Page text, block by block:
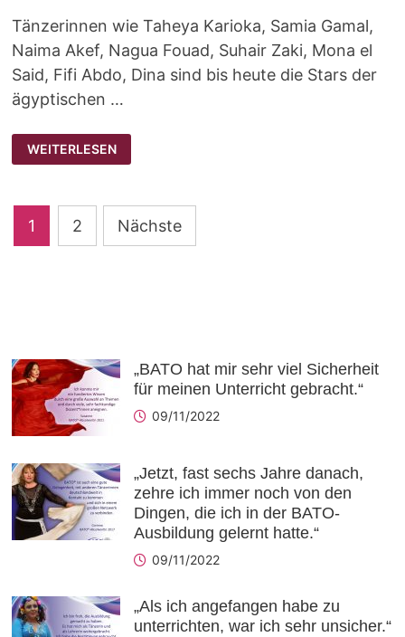
Tänzerinnen wie Taheya Karioka, Samia Gamal,
Naima Akef, Nagua Fouad, Suhair Zaki, Mona el
Said, Fifi Abdo, Dina sind bis heute die Stars der
ägyptischen …
TANZEN
WIE
DIE
TANZSTILANALYSE
WEITERLESEN
Seitennummerierung
der
1 2 Nächste
„BATO hat mir sehr viel Sicherheit
für meinen Unterricht gebracht.“
09/11/2022
„Jetzt, fast sechs Jahre danach,
zehre ich immer noch von den
Dingen, die ich in der BATO-
Ausbildung gelernt hatte.“
09/11/2022
„Als ich angefangen habe zu
unterrichten, war ich sehr unsicher.“